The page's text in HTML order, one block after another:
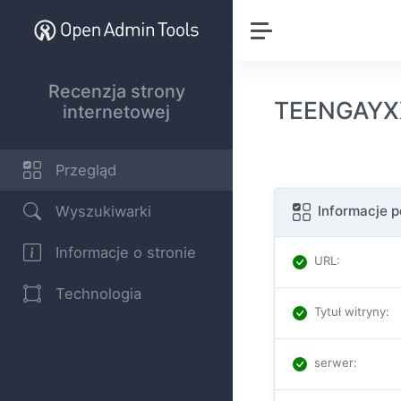
Recenzja strony
internetowej
Przegląd
Wyszukiwarki
Informacje o stronie
Technologia
Informacje
URL:
Tytuł witryny:
serwer: